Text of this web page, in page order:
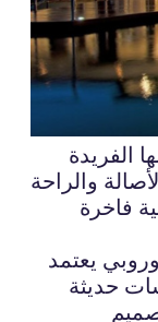
الفريدة
والراحة
فاخرة
يعتمد
حديثة